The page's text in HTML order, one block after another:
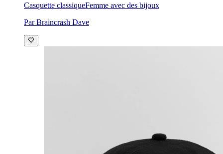
Casquette classiqueFemme avec des bijoux
Par Braincrash Dave